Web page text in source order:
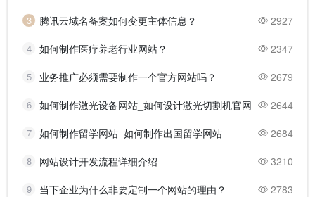
3 2927
腾讯云域名备案如何变更主体信息？
4 2347
如何制作医疗养老行业网站？
5 2679
业务推广必须需要制作一个官方网站吗？
6 2644
如何制作激光设备网站_如何设计激光切割机官网
7 2684
如何制作留学网站_如何制作出国留学网站
8 3210
网站设计开发流程详细介绍
9 2783
当下企业为什么非要定制一个网站的理由？